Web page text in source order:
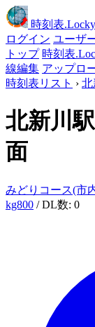
時刻表.Locky
ログイン ユーザ
トップ 時刻表
線編集 アップロ
時刻表リスト › 北
北新川駅
面
みどりコース(市
kg800 / DL数: 0